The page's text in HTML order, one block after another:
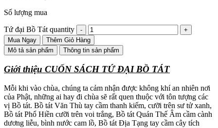
Số lượng mua
Tứ đại Bồ Tát quantity
Mua Ngay
Thêm Giỏ Hàng
Mô tả sản phẩm
Thông tin sản phẩm
Giới thiệu CUỐN SÁCH TỨ ĐẠI BỒ TÁT
Mỗi khi vào chùa, chúng ta cảm nhận được không khí an nhiên nơi
của Phật, những ai hay đi chùa sẽ rất quen thuộc với tôn tượng các
vị Bồ tát. Bồ tát Văn Thù tay cầm thanh kiếm, cưỡi trên sư tử xanh,
Bồ tát Phổ Hiền cưỡi trên voi trắng, Bồ tát Quán Thế Âm cầm cành
dương liễu, bình nước cam lồ, Bồ tát Địa Tạng tay cầm cây tích